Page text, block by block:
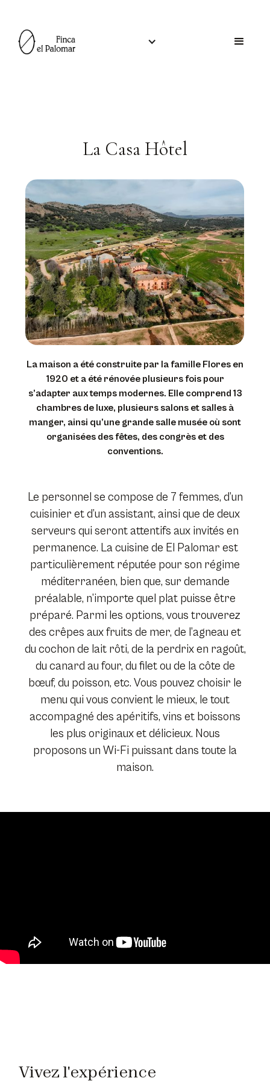
La Casa Hôtel
La maison a été construite par la famille Flores en
1920 et a été rénovée plusieurs fois pour
s’adapter aux temps modernes. Elle comprend 13
chambres de luxe, plusieurs salons et salles à
manger, ainsi qu’une grande salle musée où sont
organisées des fêtes, des congrès et des
conventions.
Le personnel se compose de 7 femmes, d’un
cuisinier et d’un assistant, ainsi que de deux
serveurs qui seront attentifs aux invités en
permanence. La cuisine de El Palomar est
particulièrement réputée pour son régime
méditerranéen, bien que, sur demande
préalable, n’importe quel plat puisse être
préparé. Parmi les options, vous trouverez
des crêpes aux fruits de mer, de l’agneau et
du cochon de lait rôti, de la perdrix en ragoût,
du canard au four, du filet ou de la côte de
bœuf, du poisson, etc. Vous pouvez choisir le
menu qui vous convient le mieux, le tout
accompagné des apéritifs, vins et boissons
les plus originaux et délicieux. Nous
proposons un Wi-Fi puissant dans toute la
maison.
Vivez l'expérience